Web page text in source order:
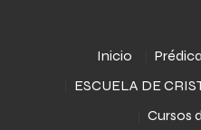
Inicio
ESCUELA DE
Cursos